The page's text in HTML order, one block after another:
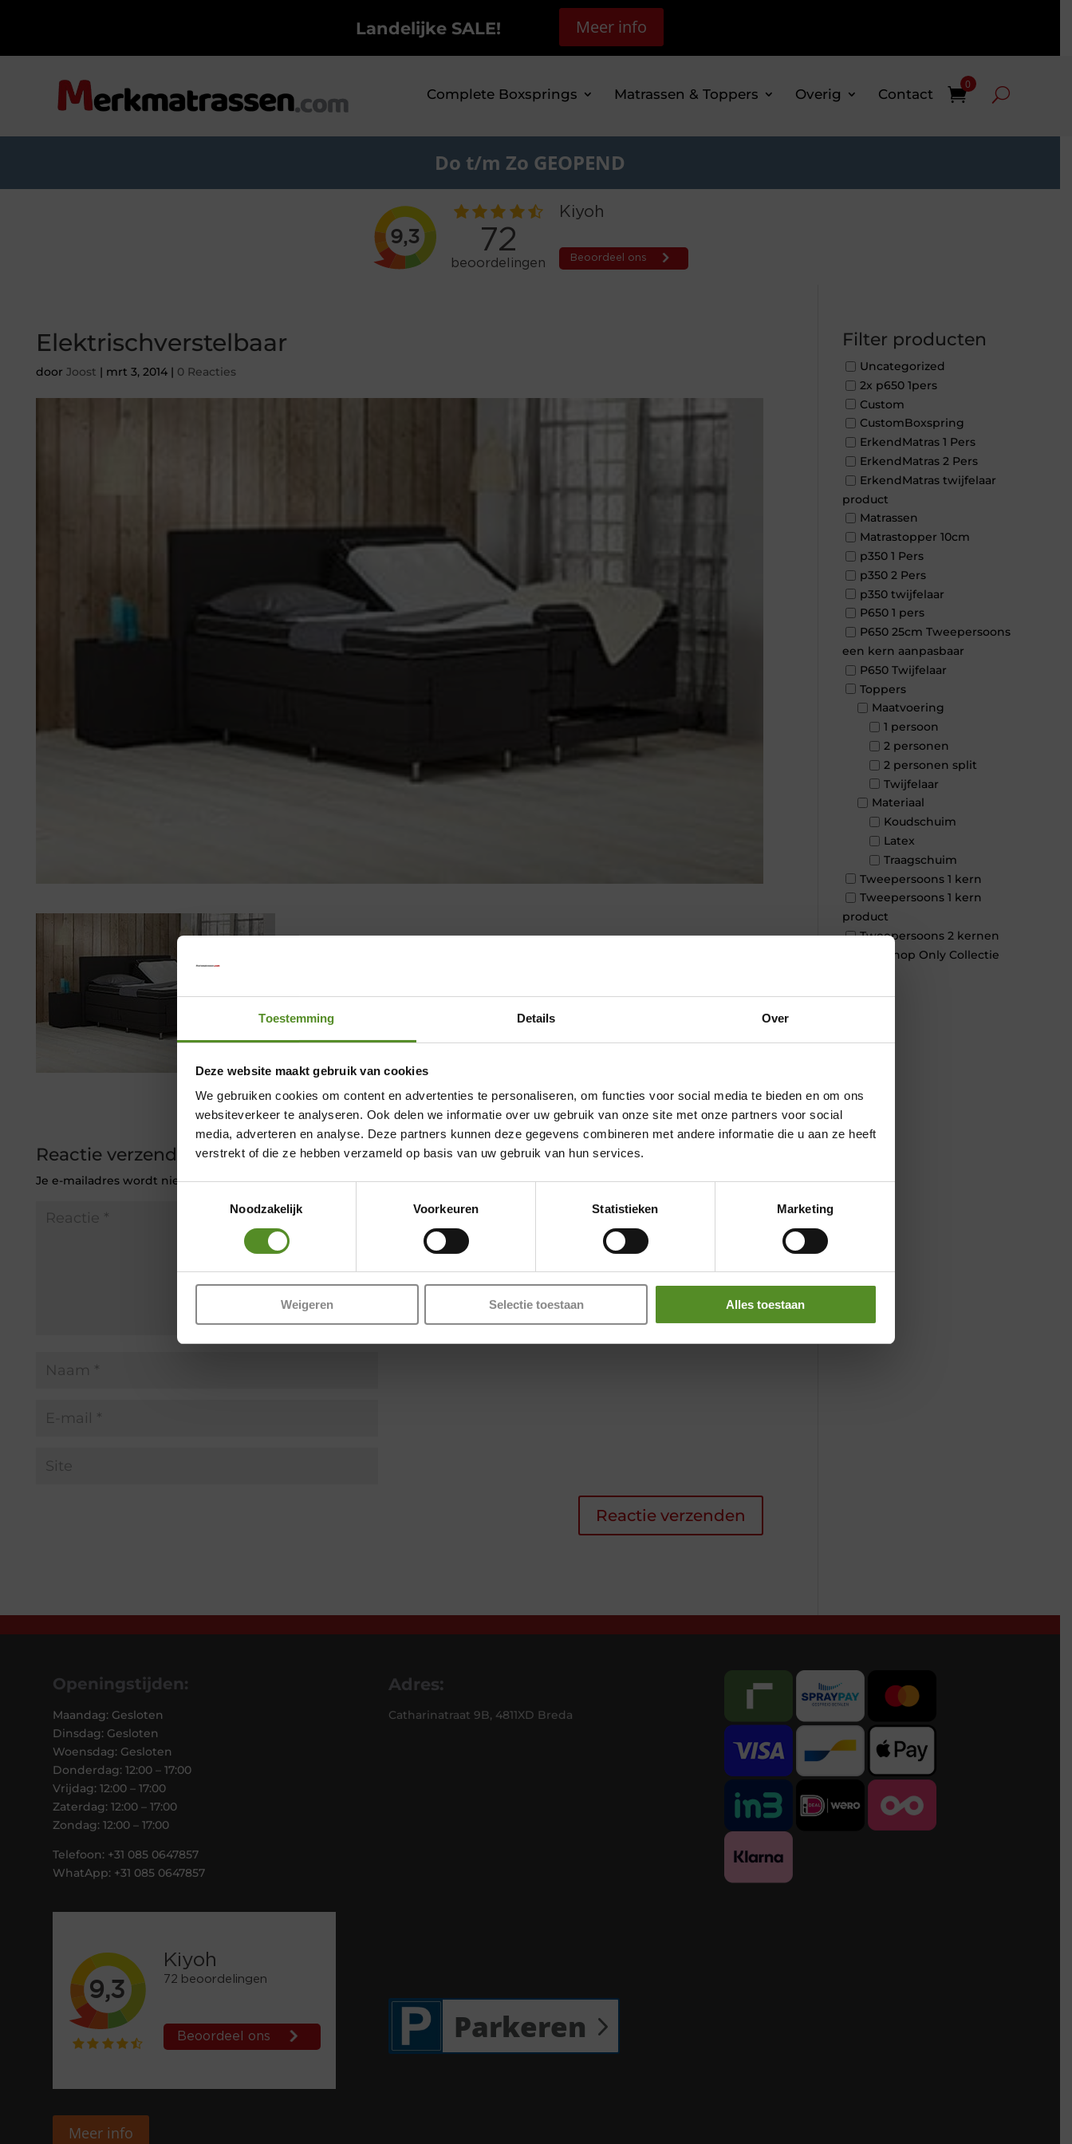
Toestemming Details Over
Deze website maakt gebruik van cookies
We gebruiken cookies om content en advertenties te personaliseren, om functies voor social media te bieden en om ons
websiteverkeer te analyseren. Ook delen we informatie over uw gebruik van onze site met onze partners voor social
media, adverteren en analyse. Deze partners kunnen deze gegevens combineren met andere informatie die u aan ze heeft
verstrekt of die ze hebben verzameld op basis van uw gebruik van hun services.
Noodzakelijk
Voorkeuren Statistieken Marketing
Weigeren Selectie toestaan Alles toestaan
Landelijke SALE! Meer info
Complete Boxsprings Matrassen & Toppers Overig Contact
0
Do t/m Zo GEOPEND
Elektrischverstelbaar
door Joost | mrt 3, 2014| 0 Reacties
Reactie verzenden
Je e-mailadres wordt niet gepubliceerd. Vereiste velden zijn gemarkeerd met*
Filter producten
Uncategorized
2x p650 1pers
Custom
CustomBoxspring
ErkendMatras 1 Pers
ErkendMatras 2 Pers
ErkendMatras twijfelaar
product
Matrassen
Matrastopper 10cm
p350 1 Pers
p350 2 Pers
p350 twijfelaar
P650 1 pers
P650 25cm Tweepersoons
een kern aanpasbaar
P650 Twijfelaar
Toppers
Maatvoering
1 persoon
2 personen
2 personen split
Twijfelaar
Materiaal
Koudschuim
Latex
Traagschuim
Tweepersoons 1 kern
Tweepersoons 1 kern
product
Tweepersoons 2 kernen
Webshop Only Collectie
Openingstijden:
Maandag: Gesloten
Dinsdag: Gesloten
Woensdag: Gesloten
Donderdag: 12:00 – 17:00
Vrijdag: 12:00 – 17:00
Zaterdag: 12:00 – 17:00
Zondag: 12:00 – 17:00
Telefoon: +31 085 0647857
WhatApp: +31 085 0647857
Meer info
Adres:
Catharinatraat 9B, 4811XD Breda
Parkeren
Showroom Breda
Vrijdag 12:00 – 17:00
Zaterdag 12:00 – 17:00
Zondag 12:00 – 17:00